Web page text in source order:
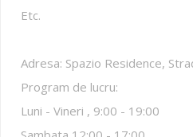
Etc.
Adresa: Spazio Residence,
Program de lucru:
Luni - Vineri , 9:00 - 19:00